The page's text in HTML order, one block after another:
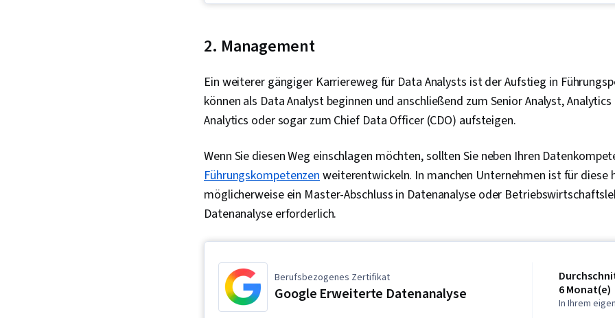
Synthese,
Daten-Ethik,
Learn
Logistische
maschinelles
Optimierung,
Methoden,
2. Management
Ein weiterer gängiger Karriereweg für Data Analysts ist der Aufstieg in
können als Data Analyst beginnen und anschließend zum Senior Analyst,
Analytics oder sogar zum Chief Data Officer (CDO) aufsteigen.
Wenn Sie diesen Weg einschlagen möchten, sollten Sie neben Ihren
Führungskompetenzenweiterentwickeln. In manchen Unternehmen ist für diese
möglicherweise ein Master-Abschluss in Datenanalyse oder
Datenanalyse erforderlich.
Berufsbezogenes Zertifikat
Google Erweiterte Datenanalyse
6 Monat(e)
In Ihrem